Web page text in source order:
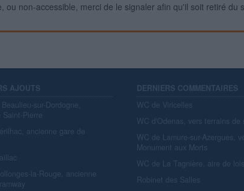
non-accessible, merci de le signaler afin qu'il soit retiré du
AJOUTS
sur-Dordogne,
Saint-Pierre
ancienne gare de
la-Rouge, ancienne
DERNIERS COMMENTAIRES
WC de Viricelles
WC d'Odenas, vers terrains de
WC de Lamure-sur-Azergues,
Monument aux Morts
WC de La Tagnière, aire de
Robinet des Salles